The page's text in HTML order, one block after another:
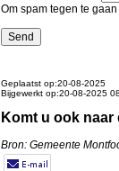
Om spam tegen te
Geplaatst op:20-08-2025
Bijgewerkt op:20-08-2025
Komt u ook
Bron: Gemeente